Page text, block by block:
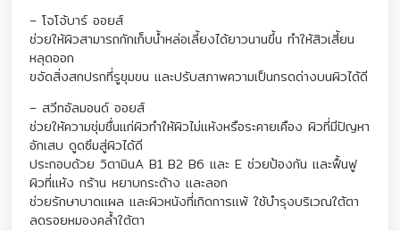
– โจโจ้บาร์ ออยส์
ช่วยให้ผิวสามารถกักเก็บน้ำหล่อเลี้ยงได้ยาวนานขึ้น ทำให้สิวเสี้ยน
หลุดออก
ขจัดสิ่งสกปรกที่รูขุมขน และปรับสภาพความเป็นกรดด่างบนผิวได้ดี
– สวีทอัลมอนด์ ออยส์
ช่วยให้ความชุ่มชื่นแก่ผิวทำให้ผิวไม่แห้งหรือระคายเคือง ผิวที่มีปัญหา
อักเสบ ดูดซึมสู่ผิวได้ดี
ประกอบด้วย วิตามินA B1 B2 B6 และ E ช่วยป้องกัน และฟื้นฟู
ผิวที่แห้ง กร้าน หยาบกระด้าง และลอก
ช่วยรักษาบาดแผล และผิวหนังที่เกิดการแพ้ ใช้บำรุงบริเวณใต้ตา
ลดรอยหมองคล้ำใต้ตา